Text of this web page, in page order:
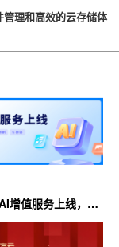
理和高效的云存储体
增值服务上线，超
你来！